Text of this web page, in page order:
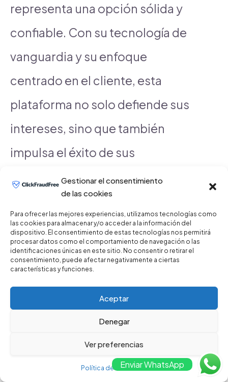
Gestionar el consentimiento
de las cookies
Para ofrecer las mejores experiencias, utilizamos tecnologías como
las cookies para almacenar y/o acceder a la información del
dispositivo. El consentimiento de estas tecnologías nos permitirá
procesar datos como el comportamiento de navegación o las
identificaciones únicas en este sitio. No consentir o retirar el
consentimiento, puede afectar negativamente a ciertas
características y funciones.
Aceptar
Denegar
Ver preferencias
Política de Privacidad
representa una opción sólida y
confiable. Con su tecnología de
vanguardia y su enfoque
centrado en el cliente, esta
plataforma no solo defiende sus
intereses, sino que también
impulsa el éxito de sus
campañas publicitarias en el
dinámico entorno digital de
Chile. Para más información,
visite nuestro sitio web en
clickfraudfree.com
Enviar WhatsApp